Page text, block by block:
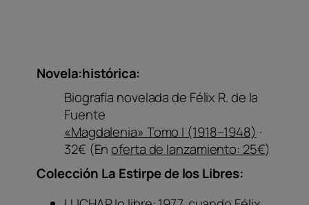
Novela:histórica:
Biografía novelada de Félix R. de la
Fuente
«Magdalenia» Tomo I (1918–1948) ·
32€ (Enoferta de lanzamiento: 25€)
Colección La Estirpe de los Libres: